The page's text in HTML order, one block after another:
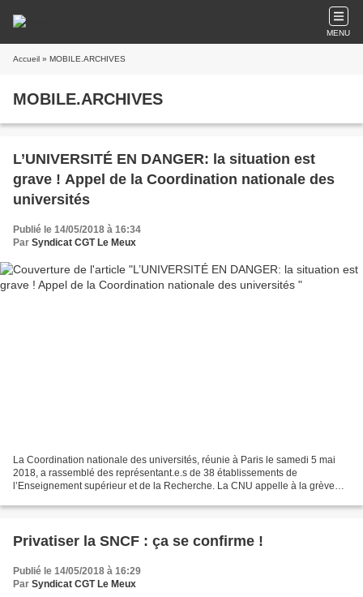
MENU
Accueil » MOBILE.ARCHIVES
MOBILE.ARCHIVES
L’UNIVERSITÉ EN DANGER: la situation est
grave ! Appel de la Coordination nationale des
universités
Publié le 14/05/2018 à 16:34
Par Syndicat CGT Le Meux
La Coordination nationale des universités, réunie à Paris le samedi 5 mai
2018, a rassemblé des représentant.e.s de 38 établissements de
l’Enseignement supérieur et de la Recherche. La CNU appelle à la grève
Privatiser la SNCF : ça se confirme !
Publié le 14/05/2018 à 16:29
Par Syndicat CGT Le Meux